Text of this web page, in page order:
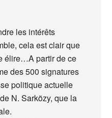
les intérêts
cela est clair que
élire…A partir de ce
des 500 signatures
politique actuelle
N. Sarközy, que la